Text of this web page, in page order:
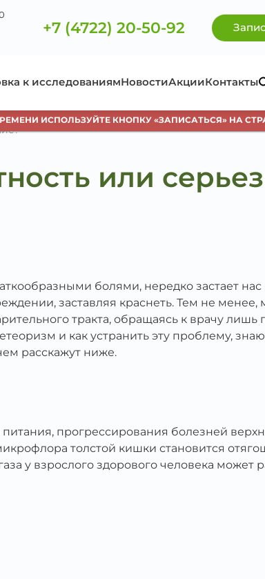
+7 (4722) 20-50-92
к исследованиямНовостиАкцииКонтакты
ИСПОЛЬЗУЙТЕ КНОПКУ «ЗАПИСАТЬСЯ» НА
или
болями, нередко застает
заставляя краснеть. Тем не менее,
тракта, обращаясь к врачу лишь
и как устранить эту проблему,
расскажут ниже.
прогрессирования болезней
толстой кишки становится
у взрослого здорового человека может